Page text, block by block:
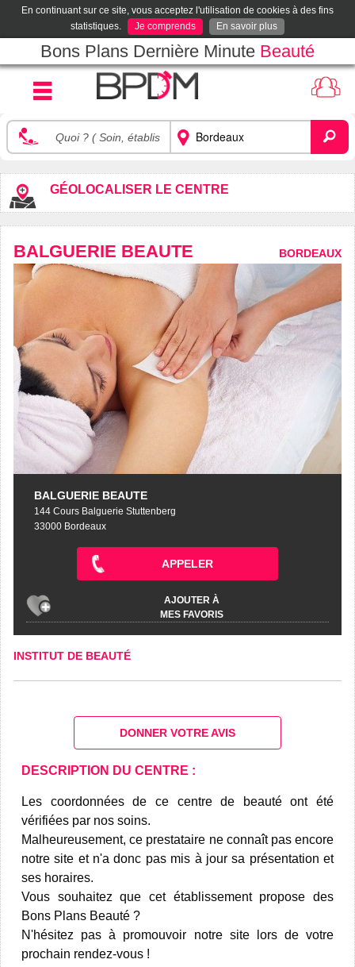
En continuant sur ce site, vous acceptez l'utilisation de cookies à des fins
statistiques.
Je comprends En savoir plus
Bons Plans Dernière Minute Beauté
GÉOLOCALISER LE CENTRE
BALGUERIE BEAUTE BORDEAUX
BALGUERIE BEAUTE
144 Cours Balguerie Stuttenberg
33000 Bordeaux
APPELER
AJOUTER À
MES FAVORIS
INSTITUT DE BEAUTÉ
DONNER VOTRE AVIS
DESCRIPTION DU CENTRE :
Les coordonnées de ce centre de beauté ont été
vérifiées par nos soins.
Malheureusement, ce prestataire ne connaît pas encore
notre site et n'a donc pas mis à jour sa présentation et
ses horaires.
Vous souhaitez que cet établissement propose des
Bons Plans Beauté ?
N'hésitez pas à promouvoir notre site lors de votre
prochain rendez-vous !